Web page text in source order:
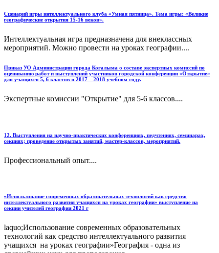
Сценарий игры интеллектуального клуба «Умная пятница». Тема игры: «Великие
географические открытия 15-16 веков».
Интеллектуальная игра предназначена для внеклассных
мероприятий. Можно провести на уроках географии....
Приказ УО Администрации города Когалыма о составе экспертных комиссий по
оцениванию работ и выступлений участников городской конференции «Открытие»
для учащихся 5, 6 классов в 2017 – 2018 учебном году.
Экспертные комиссии "Открытие" для 5-6 классов....
12. Выступления на научно-практических конференциях, педчтениях, семинарах,
секциях; проведение открытых занятий, мастер-классов, мероприятий.
Профессиональный опыт....
«Использование современных образовательных технологий как средство
интеллектуального развития учащихся на уроках географии» выступление на
секции учителей географии 2021 г
laquo;Использование современных образовательных
технологий как средство интеллектуального развития
учащихся на уроках географии»География - одна из